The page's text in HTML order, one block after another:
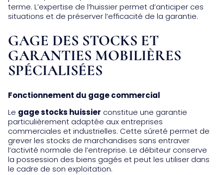
terme. L’expertise de l’huissier permet d’anticiper ces
situations et de préserver l’efficacité de la garantie.
GAGE DES STOCKS ET
GARANTIES MOBILIÈRES
SPÉCIALISÉES
Fonctionnement du gage commercial
Le gage stocks huissier constitue une garantie
particulièrement adaptée aux entreprises
commerciales et industrielles. Cette sûreté permet de
grever les stocks de marchandises sans entraver
l’activité normale de l’entreprise. Le débiteur conserve
la possession des biens gagés et peut les utiliser dans
le cadre de son exploitation.